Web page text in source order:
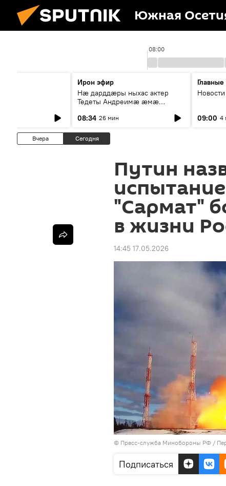
Южная
08:00
Ирон эфир
Нæ дарддæры ныхас актер
Тедеты Андреимæ æмæ
хæст цыди"
08:34 26 мин
Новости
09:00 4
Вчера Сегодня
Путин
"Сармат"
в жизни
14:45 17.05.2026
© Пресс-служба Минобороны РФ /
Подписаться